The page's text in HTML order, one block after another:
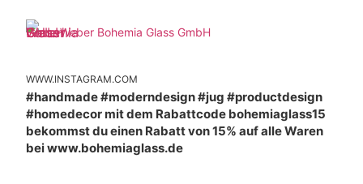
Weber Bohemia Glass GmbH
WWW.INSTAGRAM.COM
#handmade #moderndesign #jug #productdesign
#homedecor mit dem Rabattcode bohemiaglass15
bekommst du einen Rabatt von 15% auf alle Waren
bei www.bohemiaglass.de